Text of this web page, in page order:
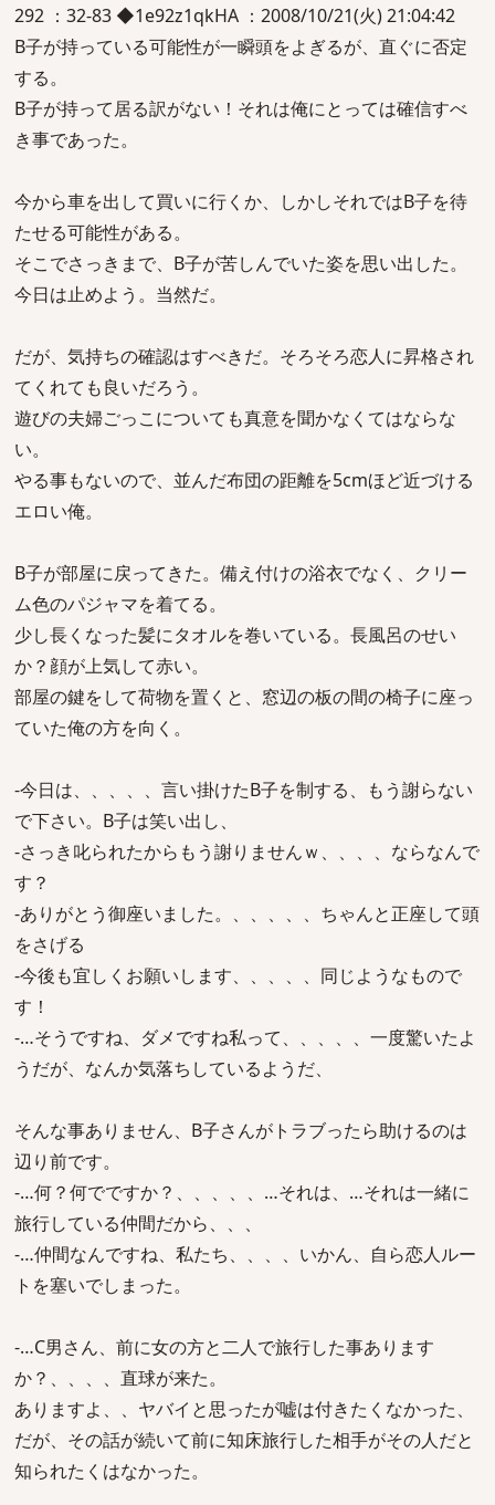
292 ：32-83 ◆1e92z1qkHA ：2008/10/21(火) 21:04:42
B子が持っている可能性が一瞬頭をよぎるが、直ぐに否定
する。
B子が持って居る訳がない！それは俺にとっては確信すべ
き事であった。
今から車を出して買いに行くか、しかしそれではB子を待
たせる可能性がある。
そこでさっきまで、B子が苦しんでいた姿を思い出した。
今日は止めよう。当然だ。
だが、気持ちの確認はすべきだ。そろそろ恋人に昇格され
てくれても良いだろう。
遊びの夫婦ごっこについても真意を聞かなくてはならな
い。
やる事もないので、並んだ布団の距離を5cmほど近づける
エロい俺。
B子が部屋に戻ってきた。備え付けの浴衣でなく、クリー
ム色のパジャマを着てる。
少し長くなった髪にタオルを巻いている。長風呂のせい
か？顔が上気して赤い。
部屋の鍵をして荷物を置くと、窓辺の板の間の椅子に座っ
ていた俺の方を向く。
-今日は、、、、、言い掛けたB子を制する、もう謝らない
で下さい。B子は笑い出し、
-さっき叱られたからもう謝りませんｗ、、、、ならなんで
す？
-ありがとう御座いました。、、、、、ちゃんと正座して頭
をさげる
-今後も宜しくお願いします、、、、、同じようなもので
す！
-…そうですね、ダメですね私って、、、、、一度驚いたよ
うだが、なんか気落ちしているようだ、
そんな事ありません、B子さんがトラブったら助けるのは
辺り前です。
-…何？何でですか？、、、、、…それは、…それは一緒に
旅行している仲間だから、、、
-…仲間なんですね、私たち、、、、いかん、自ら恋人ルー
トを塞いでしまった。
-…C男さん、前に女の方と二人で旅行した事あります
か？、、、、直球が来た。
ありますよ、、ヤバイと思ったが嘘は付きたくなかった、
だが、その話が続いて前に知床旅行した相手がその人だと
知られたくはなかった。